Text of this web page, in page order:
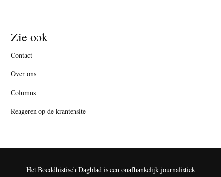
Zie ook
Contact
Over ons
Columns
Reageren op de krantensite
Het Boeddhistisch Dagblad is een onafhankelijk journalistiek